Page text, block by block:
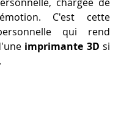
C'est cette
qui rend
imprimante 3D si